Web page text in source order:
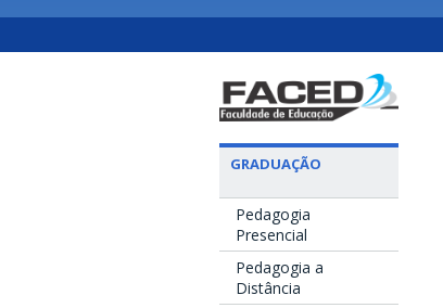
GRADUAÇÃO
Pedagogia
Presencial
Pedagogia a
Distância